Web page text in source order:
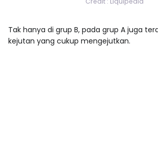
Tak hanya di grup B, pada grup A juga
kejutan yang cukup mengejutkan.